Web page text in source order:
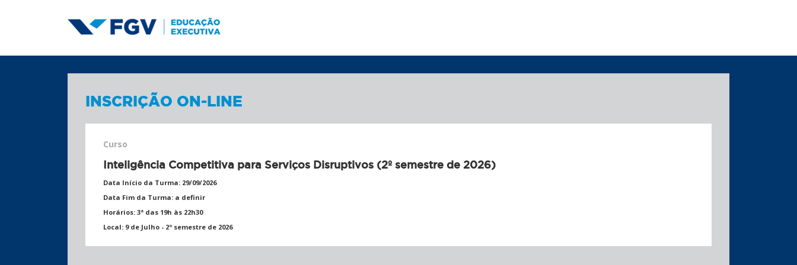
INSCRIÇÃO ON-LINE
Curso
Inteligência Competitiva para Serviços Disruptivos (2º semestre de 2026)
Data Início da Turma: 29/09/2026
Data Fim da Turma: a definir
Horários: 3ª das 19h às 22h30
Local: 9 de Julho - 2º semestre de 2026